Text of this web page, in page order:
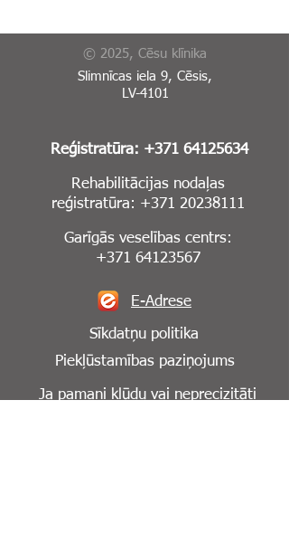
© 2025, Cēsu klīnika
Slimnīcas iela 9, Cēsis,
LV-4101
Reģistratūra: +371 64125634
Rehabilitācijas nodaļas
reģistratūra: +371 20238111
Garīgās veselības centrs:
+371 64123567
E-Adrese
Sīkdatņu politika
Piekļūstamības paziņojums
Ja pamani kļūdu vai neprecizitāti